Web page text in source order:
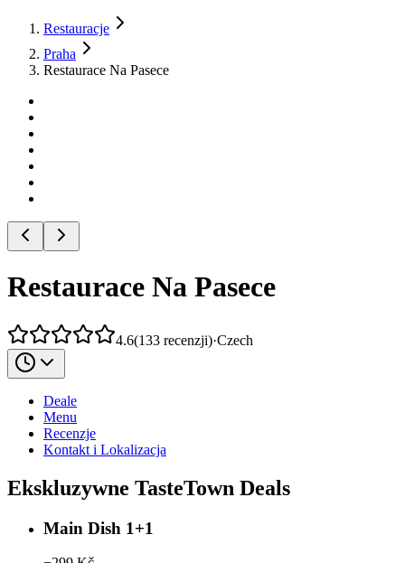
Restauracje
Praha
Restaurace Na Pasece
Restaurace Na Pasece
4.6(133 recenzji)·Czech
Deale
Menu
Recenzje
Kontakt i Lokalizacja
Ekskluzywne TasteTown Deals
Main Dish 1+1